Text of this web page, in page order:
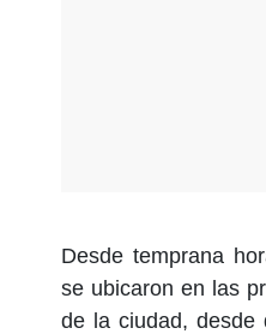
Desde temprana
se ubicaron en las
de la ciudad, desde